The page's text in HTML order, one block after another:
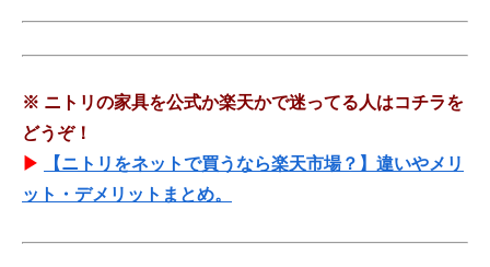
※ ニトリの家具を公式か楽天かで迷ってる人はコチラを
どうぞ！
▶
【ニトリをネットで買うなら楽天市場？】違いやメリ
ット・デメリットまとめ。